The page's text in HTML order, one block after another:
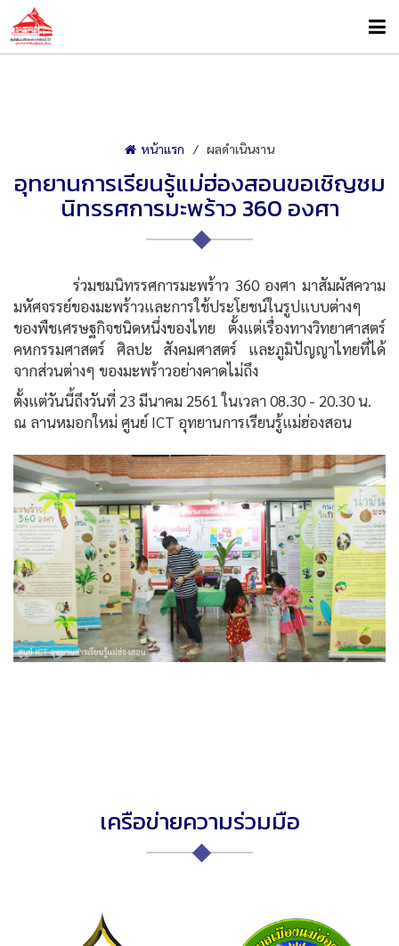
หน้าแรก ผลดำเนินงาน
อุทยานการเรียนรู้แม่ฮ่องสอนขอเชิญชม
นิทรรศการมะพร้าว 360 องศา
ร่วมชมนิทรรศการมะพร้าว 360 องศา มาสัมผัสความ
มหัศจรรย์ของมะพร้าวและการใช้ประโยชน์ในรูปแบบต่างๆ
ของพืชเศรษฐกิจชนิดหนึ่งของไทย ตั้งแต่เรื่องทางวิทยาศาสตร์
คหกรรมศาสตร์ ศิลปะ สังคมศาสตร์ และภูมิปัญญาไทยที่ได้
จากส่วนต่างๆ ของมะพร้าวอย่างคาดไม่ถึง
ตั้งแต่วันนี้ถึงวันที่ 23 มีนาคม 2561 ในเวลา 08.30 - 20.30 น.
ณ ลานหมอกใหม่ ศูนย์ ICT อุทยานการเรียนรู้แม่ฮ่องสอน
เครือข่ายความร่วมมือ